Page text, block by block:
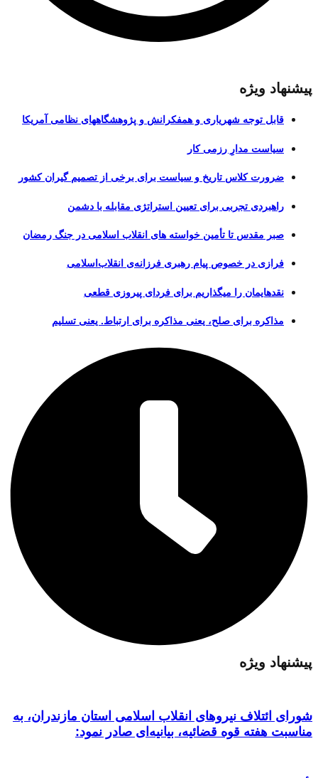
پیشنهاد ویژه
قابل توجه شهریاری و همفکرانش و پژوهشگاههای نظامی آمریکا
سیاست مدارِ رزمی کار
ضرورت کلاس تاریخ و سیاست برای برخی از تصمیم گیران کشور
راهبردی تجربی برای تعیین استراتژی مقابله با دشمن
صبر مقدس تا تأمین خواسته های انقلاب اسلامی در جنگ رمضان
فرازی در خصوص پیام رهبری فرزانه‌ی انقلاب‌اسلامی
نقدهایمان را میگذاریم برای فردای پیروزی قطعی
مذاکره برای صلح، یعنی مذاکره برای ارتباط. یعنی تسلیم
پیشنهاد ویژه
شورای ائتلاف نیروهای انقلاب اسلامی استان مازندران، به
مناسبت هفته قوه قضائیه، بیانیه‌ای صادر نمود: